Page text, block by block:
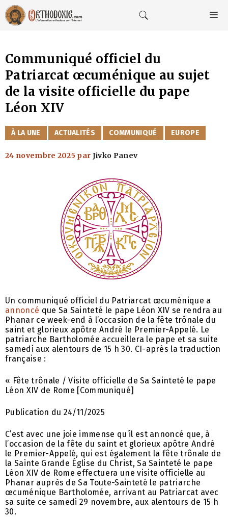
Aller
au
contenu
Communiqué officiel du
Patriarcat œcuménique au sujet
de la visite officielle du pape
Léon XIV
CATÉGORIES
À LA UNE ACTUALITÉS COMMUNIQUÉ EUROPE
24 novembre 2025 par Jivko Panev
Un communiqué officiel du Patriarcat œcuménique a
annoncé que Sa Sainteté le pape Léon XIV se rendra au
Phanar ce week-end à l’occasion de la fête trônale du
saint et glorieux apôtre André le Premier-Appelé. Le
patriarche Bartholomée accueillera le pape et sa suite
samedi aux alentours de 15 h 30. CI-après la traduction
française :
« Fête trônale / Visite officielle de Sa Sainteté le pape
Léon XIV de Rome [Communiqué]
Publication du 24/11/2025
C’est avec une joie immense qu’il est annoncé que, à
l’occasion de la fête du saint et glorieux apôtre André
le Premier-Appelé, qui est également la fête trônale de
la Sainte Grande Église du Christ, Sa Sainteté le pape
Léon XIV de Rome effectuera une visite officielle au
Phanar auprès de Sa Toute-Sainteté le patriarche
œcuménique Bartholomée, arrivant au Patriarcat avec
sa suite ce samedi 29 novembre, aux alentours de 15 h
30.